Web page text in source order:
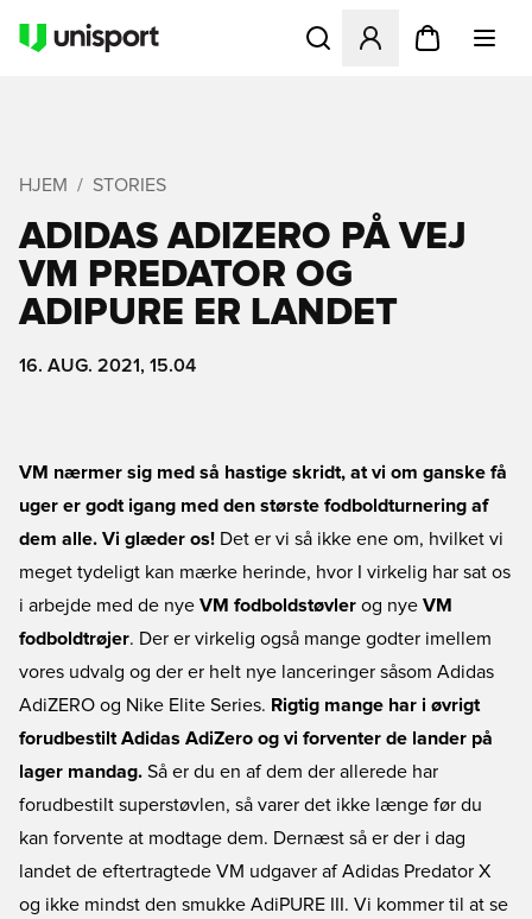
Åbner en Modal til at
HJEM STORIES
ADIDAS ADIZERO PÅ VEJ 
VM PREDATOR OG
ADIPURE ER LANDET
16. AUG. 2021, 15.04
VM nærmer sig med så hastige skridt, at vi om ganske få
uger er godt igang med den største fodboldturnering af
dem alle. Vi glæder os! Det er vi så ikke ene om, hvilket vi
meget tydeligt kan mærke herinde, hvor I virkelig har sat os
i arbejde med de nye VM fodboldstøvler og nye VM
fodboldtrøjer. Der er virkelig også mange godter imellem
vores udvalg og der er helt nye lanceringer såsom Adidas
AdiZERO og Nike Elite Series. Rigtig mange har i øvrigt
forudbestilt Adidas AdiZero og vi forventer de lander på
lager mandag. Så er du en af dem der allerede har
forudbestilt superstøvlen, så varer det ikke længe før du
kan forvente at modtage dem. Dernæst så er der i dag
landet de eftertragtede VM udgaver af Adidas Predator X
og ikke mindst den smukke AdiPURE III. Vi kommer til at se